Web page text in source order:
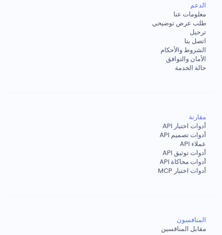
الدعم
معلومات عنا
طلب عرض توضيحي
ترحيل
اتصل بنا
الشروط والأحكام
الأمان والتوافق
حالة الخدمة
مقارنة
أدوات اختبار API
أدوات تصميم API
عملاء API
أدوات توثيق API
أدوات محاكاة API
أدوات اختبار MCP
المنافسون
مقابل المنافسين